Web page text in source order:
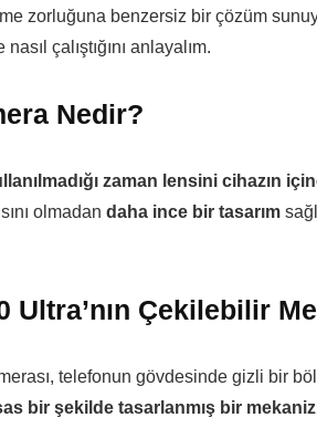
zorluğuna benzersiz bir çözüm
çalıştığını anlayalım.
Nedir?
zaman lensini cihazın
olmadan daha ince bir tasarım
Ultra’nın Çekilebilir
telefonun gövdesinde gizli bir
bir şekilde tasarlanmış bir